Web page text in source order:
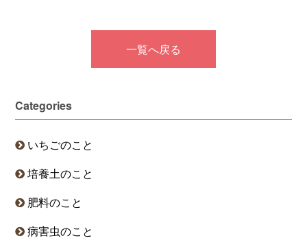
一覧へ戻る
Categories
いちごのこと
培養土のこと
肥料のこと
病害虫のこと